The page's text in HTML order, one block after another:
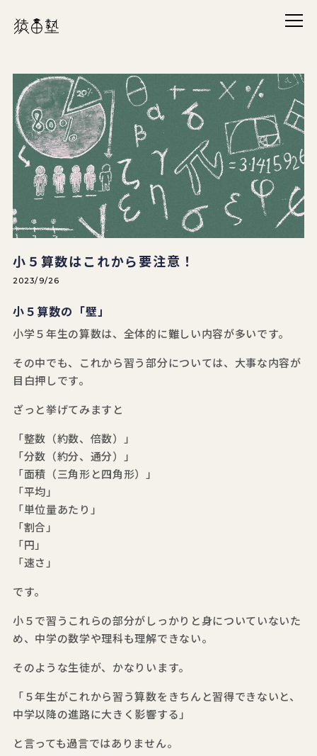
メニ
猿田塾
小５算数はこれから要注意！
2023/9/26
小５算数の「壁」
小学５年生の算数は、全体的に難しい内容が多いです。
その中でも、これから習う部分については、大事な内容が
目白押しです。
ざっと挙げてみますと
「整数（約数、倍数）」
「分数（約分、通分）」
「面積（三角形と四角形）」
「平均」
「単位量あたり」
「割合」
「円」
「速さ」
です。
小５で習うこれらの部分がしっかりと身についていないた
め、中学の数学や理科も理解できない。
そのような生徒が、かなりいます。
「５年生がこれから習う算数をきちんと習得できないと、
中学以降の進路に大きく影響する」
と言っても過言ではありません。